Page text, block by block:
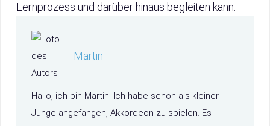
Lernprozess und darüber hinaus begleiten kann.
Martin
Hallo, ich bin Martin. Ich habe schon als kleiner
Junge angefangen, Akkordeon zu spielen. Es